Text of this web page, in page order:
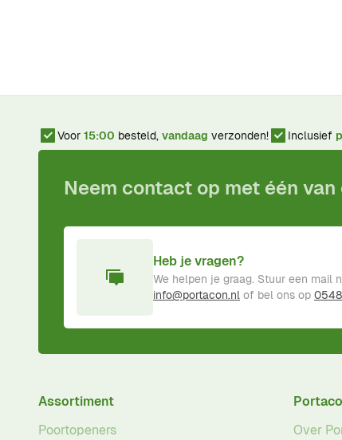
Voor 15:00 besteld, vandaag verzonden! Inclusief
Neem contact op met één van
Heb je vragen?
We helpen je graag. Stuur een mail
info@portacon.nl of bel ons op
Assortiment
Poortopeners
Over